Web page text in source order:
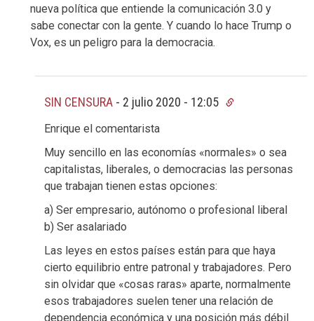
nueva política que entiende la comunicación 3.0 y
sabe conectar con la gente. Y cuando lo hace Trump o
Vox, es un peligro para la democracia.
SIN CENSURA - 2 julio 2020 - 12:05
Enrique el comentarista
Muy sencillo en las economías «normales» o sea
capitalistas, liberales, o democracias las personas
que trabajan tienen estas opciones:
a) Ser empresario, autónomo o profesional liberal
b) Ser asalariado
Las leyes en estos países están para que haya
cierto equilibrio entre patronal y trabajadores. Pero
sin olvidar que «cosas raras» aparte, normalmente
esos trabajadores suelen tener una relación de
dependencia económica y una posición más débil